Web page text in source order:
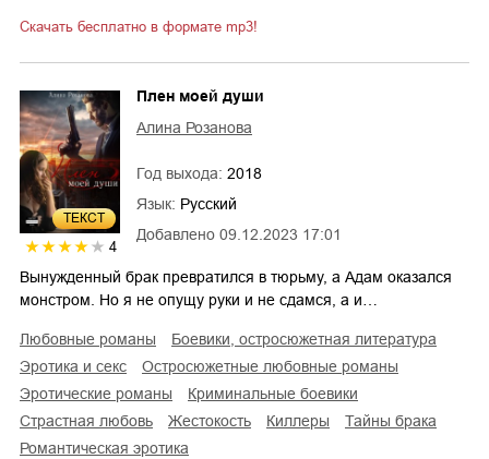
Скачать бесплатно в формате mp3!
ТЕКСТ
4
Добавлено 09.12.2023 17:01
Плен моей души
Алина Розанова
Год выхода: 2018
Язык: Русский
Вынужденный брак превратился в тюрьму, а Адам оказался
монстром. Но я не опущу руки и не сдамся, а и…
любовные романы
боевики, остросюжетная литература
эротика и секс
остросюжетные любовные романы
эротические романы
криминальные боевики
страстная любовь
жестокость киллеры
тайны брака
романтическая эротика